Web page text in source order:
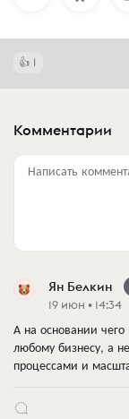
1
Комментарии
Написать
Ян Белкин
19 июн • 14:34
А на основании
любому бизнесу, а
процессами и